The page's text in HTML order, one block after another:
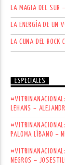
LA MAGIA DEL SUR
LA ENERGÍA DE UN
LA CUNA DEL ROCK
ESPECIALES
LEHANS –
PALOMA LÍBANO –
NEGROS –